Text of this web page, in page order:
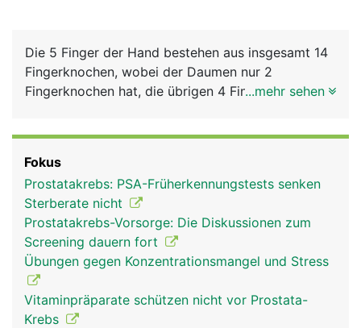
News
Rubriken
Die 5 Finger der Hand bestehen aus insgesamt 14
Fingerknochen, wobei der Daumen nur 2
Fingerknochen hat, die übrigen 4 Finger haben
verbunden sind. Die Endglieder der Finger tragen
die Fingernägel. Die Bewegung der Finger erfolgt
über Sehen und Bänder der Hand- und
Unterarmmuskeln. Nur der Daumen hat einen
eigenen Muskel, den Daumenballen, der ihm einen
grösseren Bewegungsumfang verleiht. Die
Hauptfunktionen der Finger sind Greifen, Tasten
und Fühlen.
...mehr sehen
Fokus
Prostatakrebs: PSA-Früherkennungstests senken
Sterberate nicht
Prostatakrebs-Vorsorge: Die Diskussionen zum
Screening dauern fort
Übungen gegen Konzentrationsmangel und Stress
Vitaminpräparate schützen nicht vor Prostata-
Krebs